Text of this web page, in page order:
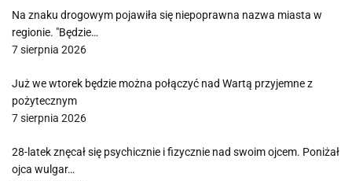
Na znaku drogowym pojawiła się niepoprawna nazwa miasta w
regionie. "Będzie…
7 sierpnia 2026
Już we wtorek będzie można połączyć nad Wartą przyjemne z
pożytecznym
7 sierpnia 2026
28-latek znęcał się psychicznie i fizycznie nad swoim ojcem. Poniżał
ojca wulgar…